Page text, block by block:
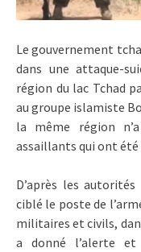
Le gouvernement
dans une attaque-
région du lac Tchad
au groupe islamiste
la même région
assaillants qui ont été
D’après les
ciblé le poste de
militaires et civils,
a donné l’alerte